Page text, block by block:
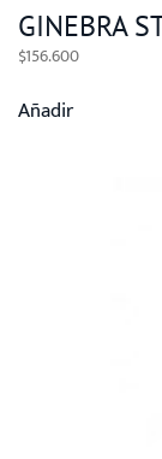
GINEBRA
$156.600
Añadir